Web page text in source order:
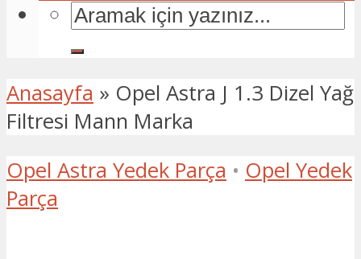
Anasayfa » Opel Astra J 1.3 Dizel Yağ
Filtresi Mann Marka
Opel Astra Yedek Parça • Opel Yedek
Parça